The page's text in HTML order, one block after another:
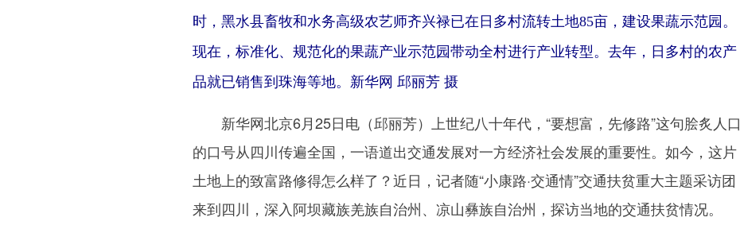
时，黑水县畜牧和水务高级农艺师齐兴禄已在日多村流转土地85亩，建设果蔬示范园。
现在，标准化、规范化的果蔬产业示范园带动全村进行产业转型。去年，日多村的农产
品就已销售到珠海等地。新华网 邱丽芳 摄
新华网北京6月25日电（邱丽芳）上世纪八十年代，“要想富，先修路”这句脍炙人口
的口号从四川传遍全国，一语道出交通发展对一方经济社会发展的重要性。如今，这片
土地上的致富路修得怎么样了？近日，记者随“小康路·交通情”交通扶贫重大主题采访团
来到四川，深入阿坝藏族羌族自治州、凉山彝族自治州，探访当地的交通扶贫情况。